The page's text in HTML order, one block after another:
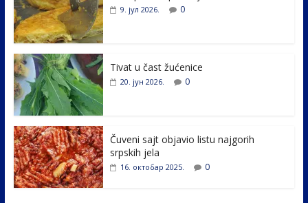
o
o
k
9. јул 2026. 0
Tivat u čast žućenice
20. јун 2026. 0
Čuveni sajt objavio listu najgorih
srpskih jela
16. октобар 2025. 0